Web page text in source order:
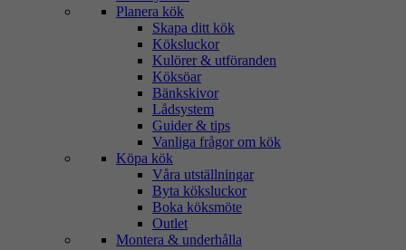
Planera kök
Skapa ditt kök
Köksluckor
Kulörer & utföranden
Köksöar
Bänkskivor
Lådsystem
Guider & tips
Vanliga frågor om kök
Köpa kök
Våra utställningar
Byta köksluckor
Boka köksmöte
Outlet
Montera & underhålla